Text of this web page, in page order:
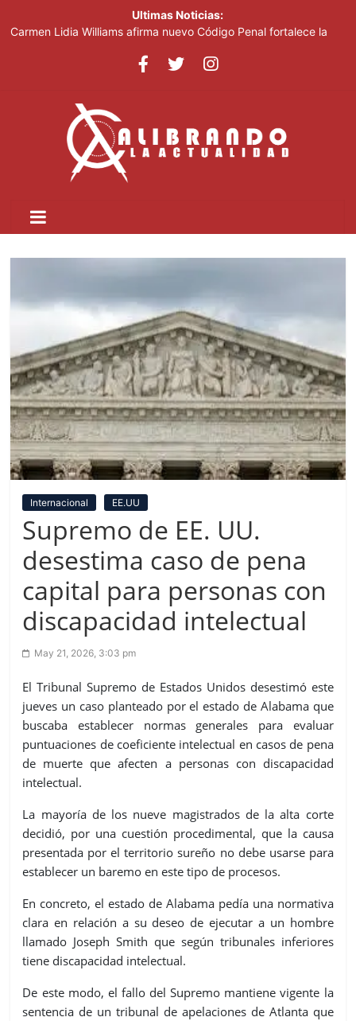
Ultimas Noticias:
Carmen Lidia Williams afirma nuevo Código Penal fortalece la
El Festival Internacional del Sombrero regresa a Ocoa con una
violencia contra niñas, niños y mujeres
Kamilolf indetenible con tema “No lo beses”
Presidente Abinader abrirá XVI congreso internacional de
dirección de proyectos de PMI República Dominicana
Internacional EE.UU
Supremo de EE. UU.
desestima caso de pena
capital para personas con
discapacidad intelectual
May 21, 2026, 3:03 pm
El Tribunal Supremo de Estados Unidos desestimó este
jueves un caso planteado por el estado de Alabama que
buscaba establecer normas generales para evaluar
puntuaciones de coeficiente intelectual en casos de pena
de muerte que afecten a personas con discapacidad
intelectual.
La mayoría de los nueve magistrados de la alta corte
decidió, por una cuestión procedimental, que la causa
presentada por el territorio sureño no debe usarse para
establecer un baremo en este tipo de procesos.
En concreto, el estado de Alabama pedía una normativa
clara en relación a su deseo de ejecutar a un hombre
llamado Joseph Smith que según tribunales inferiores
tiene discapacidad intelectual.
De este modo, el fallo del Supremo mantiene vigente la
sentencia de un tribunal de apelaciones de Atlanta que